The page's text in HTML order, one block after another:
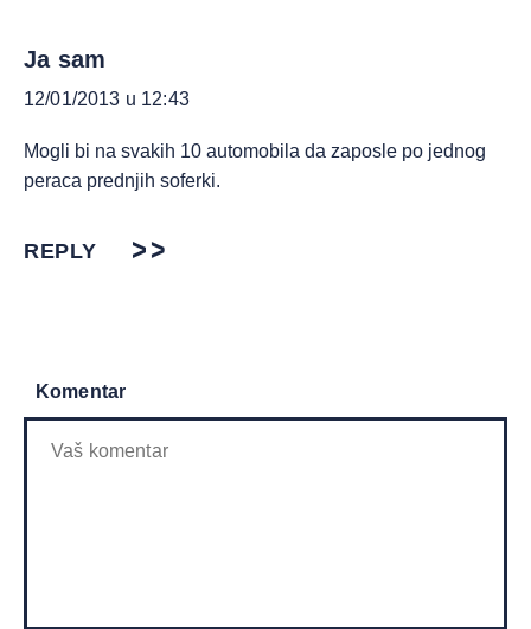
Ja sam
12/01/2013 u 12:43
Mogli bi na svakih 10 automobila da zaposle po jednog
peraca prednjih soferki.
REPLY
Komentar